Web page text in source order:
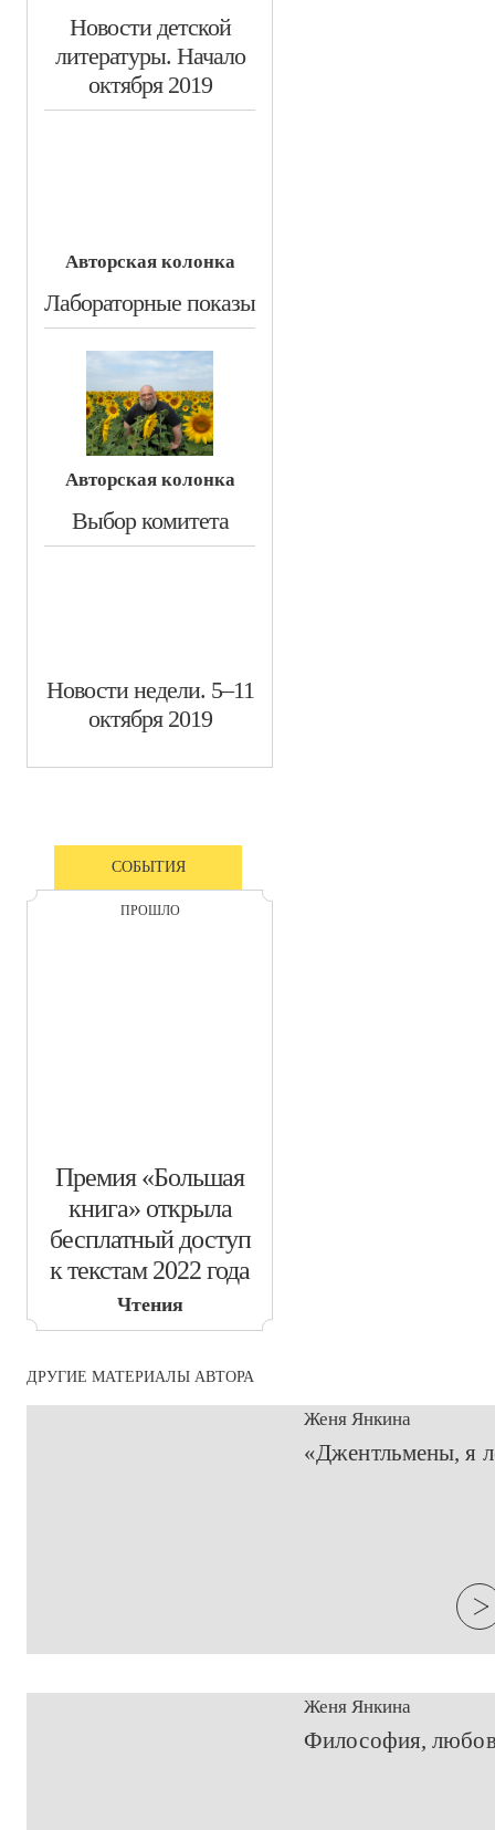
​Новости детской
литературы. Начало
октября 2019
Авторская колонка
​Лабораторные показы
Авторская колонка
​Выбор комитета
​Новости недели. 5–11
октября 2019
СОБЫТИЯ
ПРОШЛО
​Премия «Большая
книга» открыла
бесплатный доступ
к текстам 2022 года
Чтения
ДРУГИЕ МАТЕРИАЛЫ АВТОРА
Женя Янкина
​«Джентльмены, я
Женя Янкина
​Философия,